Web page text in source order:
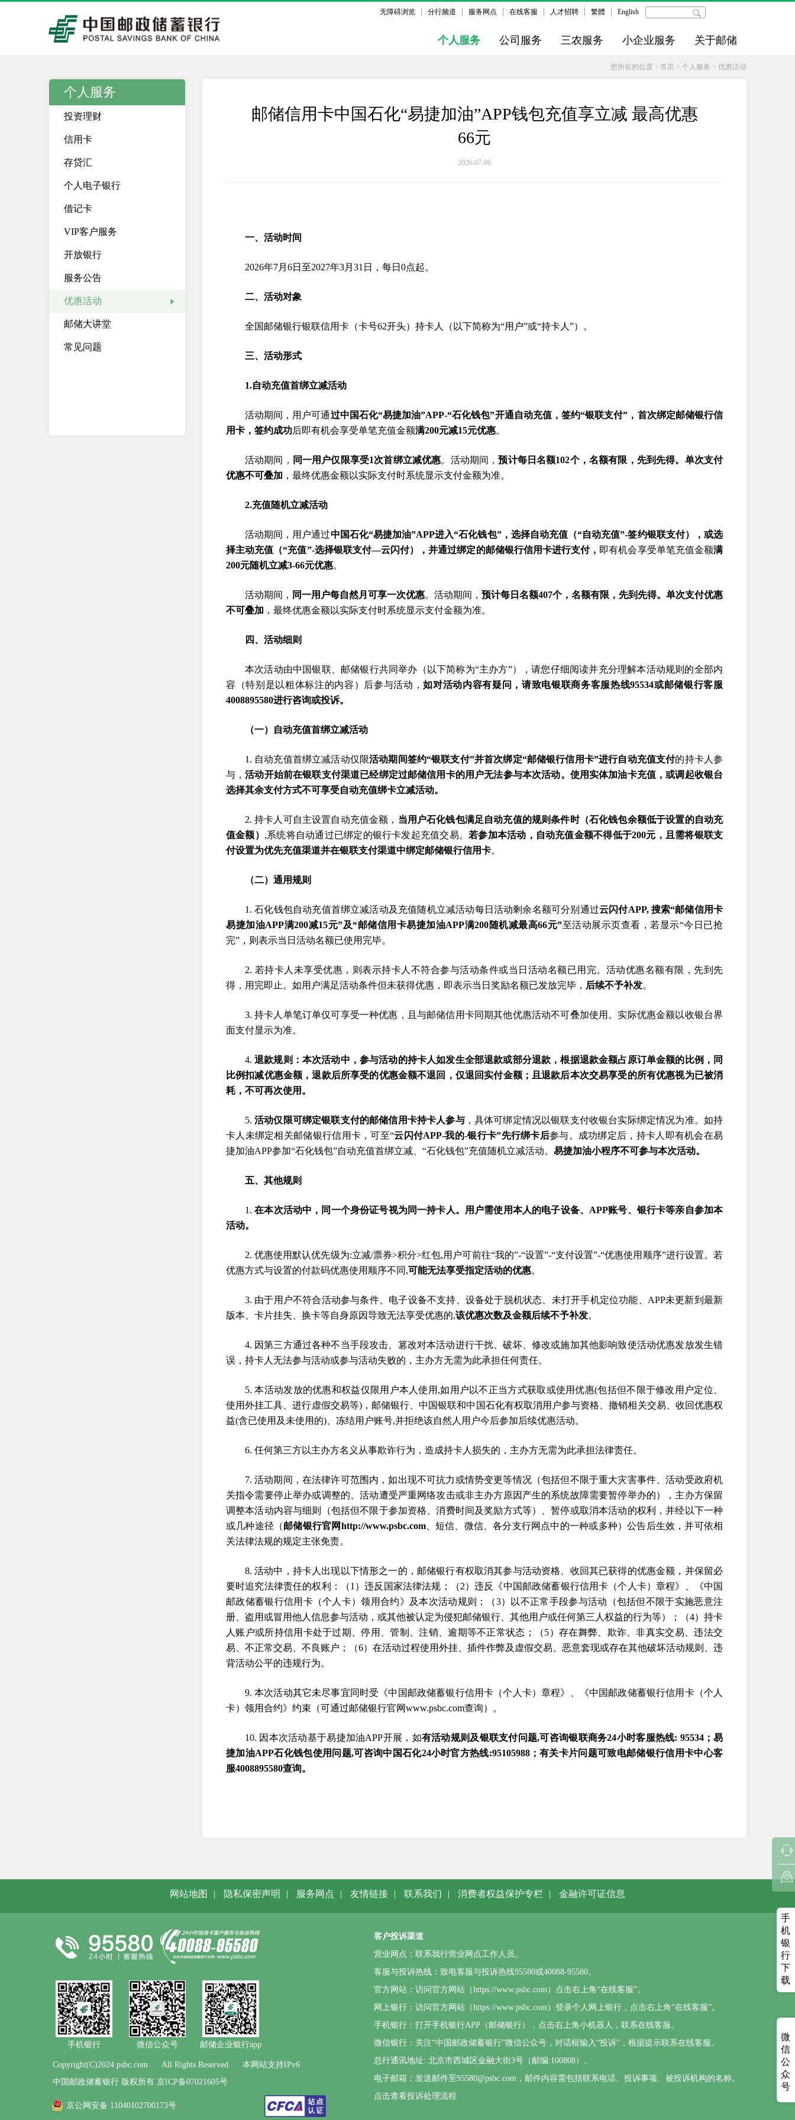
无障碍浏览 分行频道 服务网点 在线客服 人才招聘 繁體 English
个人服务 公司服务 三农服务 小企业服务 关于邮储
您所在的位置： 首页 > 个人服务 > 优惠活动
个人服务
投资理财
信用卡
存贷汇
个人电子银行
借记卡
VIP客户服务
开放银行
服务公告
优惠活动
邮储大讲堂
常见问题
邮储信用卡中国石化“易捷加油”APP钱包充值享立减 最高优惠
66元
2026-07-06
一、活动时间
2026年7月6日至2027年3月31日，每日0点起。
二、活动对象
全国邮储银行银联信用卡（卡号62开头）持卡人（以下简称为“用户”或“持卡人”）。
三、活动形式
1.自动充值首绑立减活动
活动期间，用户可通过中国石化“易捷加油”APP-“石化钱包”开通自动充值，签约“银联支付”，首次绑定邮储银行信
用卡，签约成功后即有机会享受单笔充值金额满200元减15元优惠。
活动期间， 同一用户仅限享受1次首绑立减优惠。活动期间，预计每日名额102个，名额有限，先到先得。单次支付
优惠不可叠加 ，最终优惠金额以实际支付时系统显示支付金额为准。
2.充值随机立减活动
活动期间，用户通过中国石化“易捷加油”APP进入“石化钱包”，选择自动充值（“自动充值”-签约银联支付），或选
择主动充值（“充值”-选择银联支付—云闪付），并通过绑定的邮储银行信用卡进行支付， 即有机会享受单笔充值金额满
200元随机立减3-66元优惠。
活动期间， 同一用户每自然月可享一次优惠。活动期间， 预计每日名额407个，名额有限，先到先得。单次支付优惠
不可叠加 ，最终优惠金额以实际支付时系统显示支付金额为准。
四、活动细则
本次活动由中国银联、邮储银行共同举办（以下简称为“主办方”），请您仔细阅读并充分理解本活动规则的全部内
容（特别是以粗体标注的内容）后参与活动，如对活动内容有疑问，请致电银联商务客服热线95534或邮储银行客服
4008895580进行咨询或投诉。
（一）自动充值首绑立减活动
1. 自动充值首绑立减活动仅限活动期间签约“银联支付”并首次绑定“邮储银行信用卡”进行自动充值支付的持卡人参
与，活动开始前在银联支付渠道已经绑定过邮储信用卡的用户无法参与本次活动。使用实体加油卡充值，或调起收银台
选择其余支付方式不可享受自动充值绑卡立减活动。
2. 持卡人可自主设置自动充值金额， 当用户石化钱包满足自动充值的规则条件时（石化钱包余额低于设置的自动充
值金额） ,系统将自动通过已绑定的银行卡发起充值交易。若参加本活动，自动充值金额不得低于200元，且需将银联支
付设置为优先充值渠道并在银联支付渠道中绑定邮储银行信用卡。
（二）通用规则
1. 石化钱包自动充值首绑立减活动及充值随机立减活动每日活动剩余名额可分别通过云闪付APP, 搜索“邮储信用卡
易捷加油APP满200减15元”及“邮储信用卡易捷加油APP满200随机减最高66元”至活动展示页查看，若显示“今日已抢
完”，则表示当日活动名额已使用完毕。
2. 若持卡人未享受优惠，则表示持卡人不符合参与活动条件或当日活动名额已用完。活动优惠名额有限，先到先
得，用完即止。如用户满足活动条件但未获得优惠，即表示当日奖励名额已发放完毕， 后续不予补发。
3. 持卡人单笔订单仅可享受一种优惠，且与邮储信用卡同期其他优惠活动不可叠加使用。实际优惠金额以收银台界
面支付显示为准。
4.退款规则：本次活动中，参与活动的持卡人如发生全部退款或部分退款，根据退款金额占原订单金额的比例，同
比例扣减优惠金额，退款后所享受的优惠金额不退回，仅退回实付金额；且退款后本次交易享受的所有优惠视为已被消
耗，不可再次使用。
5.活动仅限可绑定银联支付的邮储信用卡持卡人参与，具体可绑定情况以银联支付收银台实际绑定情况为准。如持
卡人未绑定相关邮储银行信用卡，可至“云闪付APP-我的-银行卡”先行绑卡后参与。成功绑定后，持卡人即有机会在易
捷加油APP参加“石化钱包”自动充值首绑立减、“石化钱包”充值随机立减活动。 易捷加油小程序不可参与本次活动。
五、其他规则
1.在本次活动中，同一个身份证号视为同一持卡人。用户需使用本人的电子设备、APP账号、银行卡等亲自参加本
活动。
2. 优惠使用默认优先级为:立减/票券>积分>红包,用户可前往“我的”-“设置”-“支付设置”-“优惠使用顺序”进行设置。若
优惠方式与设置的付款码优惠使用顺序不同,可能无法享受指定活动的优惠。
3. 由于用户不符合活动参与条件、电子设备不支持、设备处于脱机状态、未打开手机定位功能、APP未更新到最新
版本、卡片挂失、换卡等自身原因导致无法享受优惠的,该优惠次数及金额后续不予补发。
4. 因第三方通过各种不当手段攻击、篡改对本活动进行干扰、破坏、修改或施加其他影响致使活动优惠发放发生错
误，持卡人无法参与活动或参与活动失败的，主办方无需为此承担任何责任。
5. 本活动发放的优惠和权益仅限用户本人使用,如用户以不正当方式获取或使用优惠(包括但不限于修改用户定位、
使用外挂工具、进行虚假交易等)，邮储银行、中国银联和中国石化有权取消用户参与资格、撤销相关交易、收回优惠权
益(含已使用及未使用的)、冻结用户账号,并拒绝该自然人用户今后参加后续优惠活动。
6. 任何第三方以主办方名义从事欺诈行为，造成持卡人损失的，主办方无需为此承担法律责任。
7. 活动期间，在法律许可范围内，如出现不可抗力或情势变更等情况（包括但不限于重大灾害事件、活动受政府机
关指令需要停止举办或调整的、活动遭受严重网络攻击或非主办方原因产生的系统故障需要暂停举办的），主办方保留
调整本活动内容与细则（包括但不限于参加资格、消费时间及奖励方式等）、暂停或取消本活动的权利，并经以下一种
或几种途径（邮储银行官网http://www.psbc.com、短信、微信、各分支行网点中的一种或多种）公告后生效，并可依相
关法律法规的规定主张免责。
8. 活动中，持卡人出现以下情形之一的，邮储银行有权取消其参与活动资格、收回其已获得的优惠金额，并保留必
要时追究法律责任的权利：（1）违反国家法律法规；（2）违反《中国邮政储蓄银行信用卡（个人卡）章程》、《中国
邮政储蓄银行信用卡（个人卡）领用合约》及本次活动规则；（3）以不正常手段参与活动（包括但不限于实施恶意注
册、盗用或冒用他人信息参与活动，或其他被认定为侵犯邮储银行、其他用户或任何第三人权益的行为等）；（4）持卡
人账户或所持信用卡处于过期、停用、管制、注销、逾期等不正常状态；（5）存在舞弊、欺诈、非真实交易、违法交
易、不正常交易、不良账户；（6）在活动过程使用外挂、插件作弊及虚假交易、恶意套现或存在其他破坏活动规则、违
背活动公平的违规行为。
9. 本次活动其它未尽事宜同时受《中国邮政储蓄银行信用卡（个人卡）章程》、《中国邮政储蓄银行信用卡（个人
卡）领用合约》约束（可通过邮储银行官网www.psbc.com查询）。
10. 因本次活动基于易捷加油APP开展，如有活动规则及银联支付问题,可咨询银联商务24小时客服热线: 95534；易
捷加油APP石化钱包使用问题,可咨询中国石化24小时官方热线:95105988；有关卡片问题可致电邮储银行信用卡中心客
服4008895580查询。
网站地图 | 隐私保密声明 | 服务网点 | 友情链接 | 联系我们 | 消费者权益保护专栏 | 金融许可证信息
手机银行 微信公众号 邮储企业银行app
Copyright(C)2024 psbc.com All Rights Reserved
本网站支持IPv6
中国邮政储蓄银行 版权所有 京ICP备07021605号
京公网安备 11040102700173号
客户投诉渠道
营业网点：联系我行营业网点工作人员。
客服与投诉热线：致电客服与投诉热线95580或40088-95580。
官方网站：访问官方网站（https://www.psbc.com）点击右上角“在线客服”。
网上银行：访问官方网站（https://www.psbc.com）登录个人网上银行，点击右上角“在线客服”。
手机银行：打开手机银行APP（邮储银行），点击右上角小机器人，联系在线客服。
微信银行：关注“中国邮政储蓄银行”微信公众号，对话框输入“投诉”，根据提示联系在线客服。
总行通讯地址: 北京市西城区金融大街3号（邮编:100808）。
电子邮箱：发送邮件至95580@psbc.com，邮件内容需包括联系电话、投诉事项、被投诉机构的名称。
点击查看投诉处理流程
手
机
银
行
下
载
微
信
公
众
号